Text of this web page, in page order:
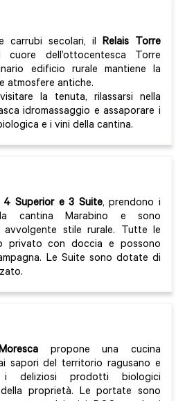
carrubi secolari, il Relais Torre
dell’ottocentesca Torre
edificio rurale mantiene la
atmosfere antiche.
la tenuta, rilassarsi nella
idromassaggio e assaporare i
e i vini della cantina.
4 Superior e 3 Suite, prendono i
cantina Marabino e sono
stile rurale. Tutte le
privato con doccia e possono
Le Suite sono dotate di
propone una cucina
sapori del territorio ragusano e
i deliziosi prodotti biologici
della proprietà. Le portate sono